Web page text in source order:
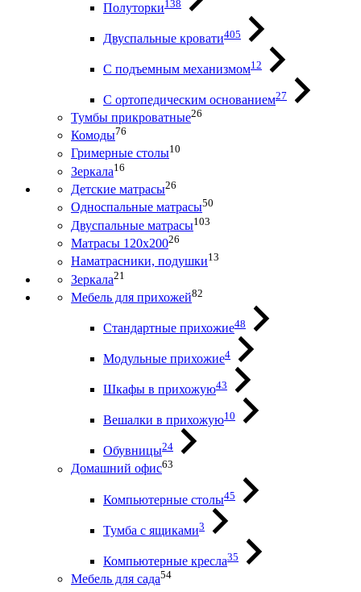
Полуторки138
Двуспальные кровати405
С подъемным механизмом12
С ортопедическим основанием27
Тумбы прикроватные26
Комоды76
Гримерные столы10
Зеркала16
Детские матрасы26
Односпальные матрасы50
Двуспальные матрасы103
Матрасы 120х20026
Наматрасники, подушки13
Зеркала21
Мебель для прихожей82
Стандартные прихожие48
Модульные прихожие4
Шкафы в прихожую43
Вешалки в прихожую10
Обувницы24
Домашний офис63
Компьютерные столы45
Тумба с ящиками3
Компьютерные кресла35
Мебель для сада54